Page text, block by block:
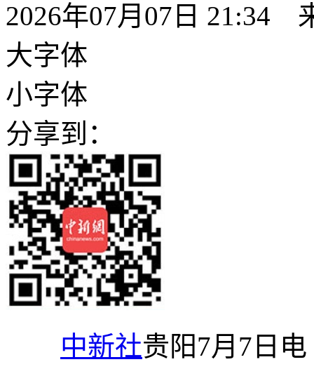
2026年07月07日 21:34
大字体
小字体
分享到：
中新社贵阳7月7日